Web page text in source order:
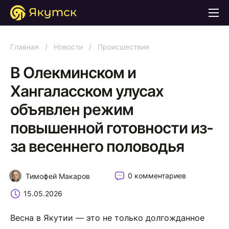
Главная / Новости / Происшествия
В Олекминском и
Хангаласском улусах
объявлен режим
повышенной готовности из-
за весеннего половодья
Тимофей Макаров 0 комментариев
15.05.2026
Весна в Якутии — это не только долгожданное